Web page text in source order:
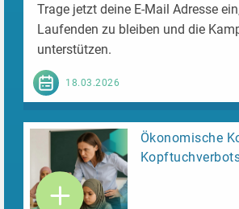
Trage jetzt deine E-Mail Adresse
Laufenden zu bleiben und die
unterstützen.
18.03.2026
Ökonomische